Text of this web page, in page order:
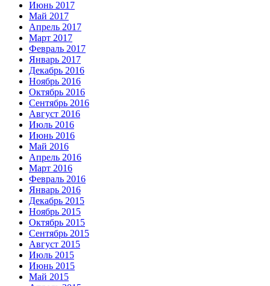
Июнь 2017
Май 2017
Апрель 2017
Март 2017
Февраль 2017
Январь 2017
Декабрь 2016
Ноябрь 2016
Октябрь 2016
Сентябрь 2016
Август 2016
Июль 2016
Июнь 2016
Май 2016
Апрель 2016
Март 2016
Февраль 2016
Январь 2016
Декабрь 2015
Ноябрь 2015
Октябрь 2015
Сентябрь 2015
Август 2015
Июль 2015
Июнь 2015
Май 2015